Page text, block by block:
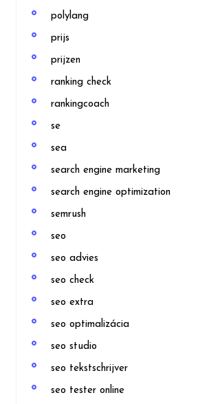
polylang
prijs
prijzen
ranking check
rankingcoach
se
sea
search engine marketing
search engine optimization
semrush
seo
seo advies
seo check
seo extra
seo optimalizácia
seo studio
seo tekstschrijver
seo tester online